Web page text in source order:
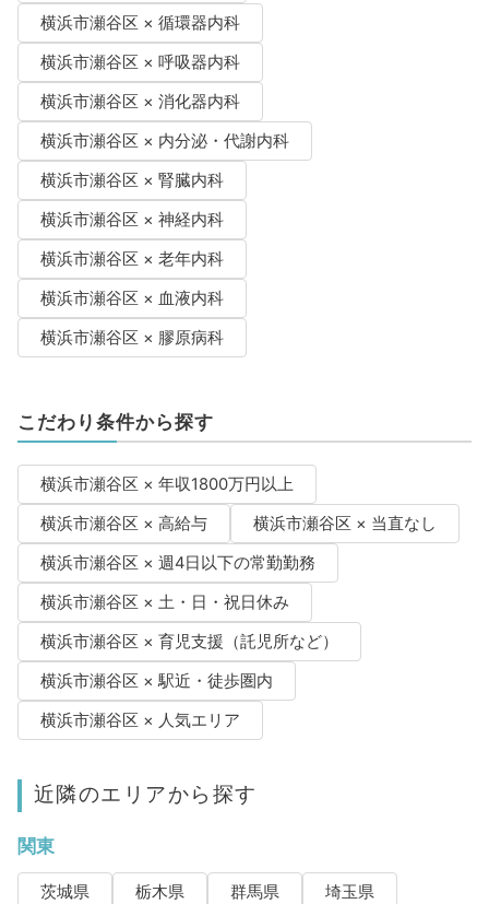
横浜市瀬谷区 × 循環器内科
横浜市瀬谷区 × 呼吸器内科
横浜市瀬谷区 × 消化器内科
横浜市瀬谷区 × 内分泌・代謝内科
横浜市瀬谷区 × 腎臓内科
横浜市瀬谷区 × 神経内科
横浜市瀬谷区 × 老年内科
横浜市瀬谷区 × 血液内科
横浜市瀬谷区 × 膠原病科
こだわり条件から探す
横浜市瀬谷区 × 年収1800万円以上
横浜市瀬谷区 × 高給与
横浜市瀬谷区 × 当直なし
横浜市瀬谷区 × 週4日以下の常勤勤務
横浜市瀬谷区 × 土・日・祝日休み
横浜市瀬谷区 × 育児支援（託児所など）
横浜市瀬谷区 × 駅近・徒歩圏内
横浜市瀬谷区 × 人気エリア
近隣のエリアから探す
関東
茨城県 栃木県 群馬県
埼玉県